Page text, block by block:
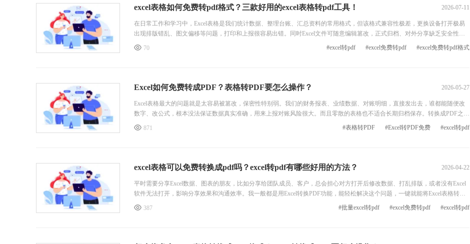
excel表格如何免费转pdf格式？三款好用的excel表格转pdf工具！ 2026-07-11
在日常工作和学习中，Excel表格是我们统计数据、整理台账、汇总资料的常用格式，但该格式兼容性极差，更换设备打开极易
出现排版错乱、图文偏移等问题，打印和上报很容易出错。同时Excel文件可随意编辑篡改，正式归档、对外分享缺乏安全性。
为了规避这些问题，很多人都会将Excel转为PDF格式保存分享。我整理了三款免费好用的转换工具，一键固定表格排版、防篡
70 #excel免费转pdf格式
#excel免费转pdf
#excel转pdf
Excel如何免费转成PDF？表格转PDF要怎么操作？ 2026-05-27
Excel表格最大的问题就是太容易被篡改，保密性特别弱。我们的财务报表、业绩数据、对账明细，直接发出去，谁都能随便改
数字、改公式，根本没法保证数据真实准确，用来上报对账风险很大。而且零散的表格也不适合长期归档保存。转换成PDF之
后，文件内容直接锁定，不能随意编辑修改，能很好保护数据安全。同时文件体积更小、格式更规整。Excel虽然容易转换，但
871 #excel转pdf
#Excel转PDF免费
#表格转PDF
excel表格可以免费转换成pdf吗？excel转pdf有哪些好用的方法？ 2026-04-22
平时需要分享Excel数据、图表的朋友，比如分享给团队成员、客户，总会担心对方打开后修改数据、打乱排版，或者没有Excel
软件无法打开，影响分享效果和沟通效率。我一般都是用Excel转换PDF功能，能轻松解决这个问题，一键就能将Excel表格转成P
DF格式，数据清晰、排版整齐，几乎所有设备都能打开，而且不能随意修改，既便捷又安全。不知道怎么将Excel转换成PDF格
387 #excel转pdf
#excel免费转pdf
#批量excel转pdf